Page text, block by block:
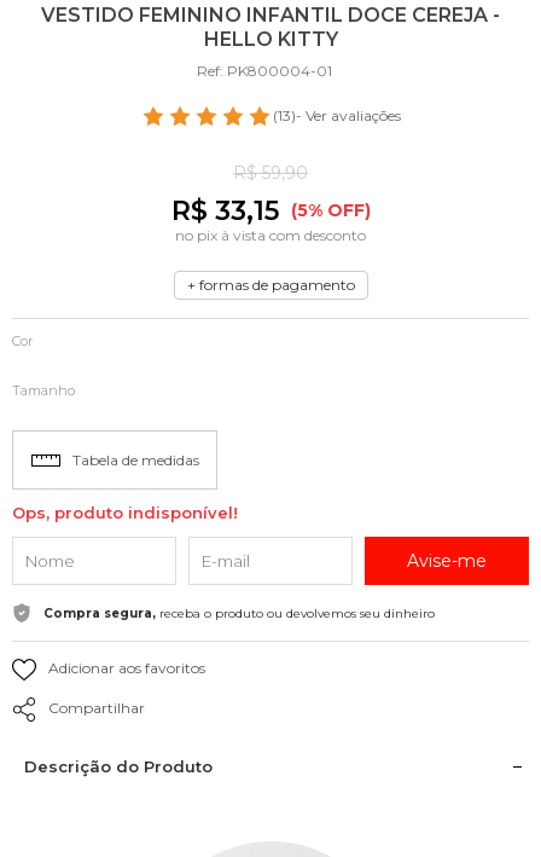
VESTIDO FEMININO INFANTIL DOCE CEREJA -
HELLO KITTY
Ref: PK800004-01
(13)- Ver avaliações
R$ 59,90
R$ 33,15 (5% OFF)
no pix à vista com desconto
+ formas de pagamento
Cor
Tamanho
Tabela de medidas
Ops, produto indisponível!
Avise-me
Compra segura, receba o produto ou devolvemos seu dinheiro
Adicionar aos favoritos
Compartilhar
Descrição do Produto